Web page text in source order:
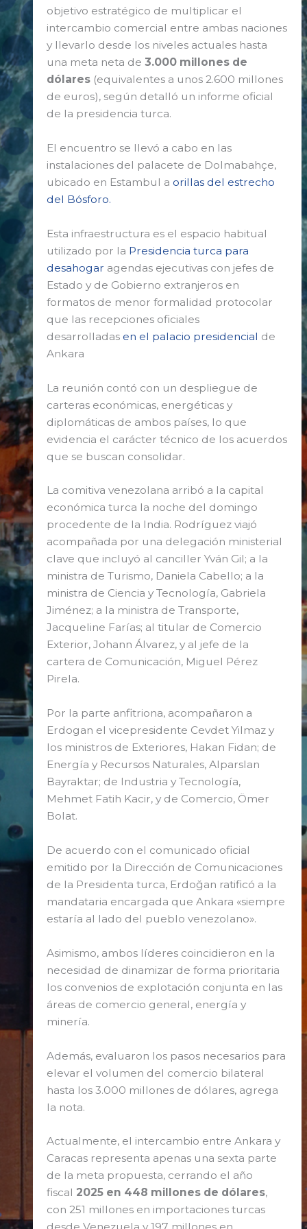
objetivo estratégico de multiplicar el
intercambio comercial entre ambas naciones
y llevarlo desde los niveles actuales hasta
una meta neta de3.000 millones de
dólares (equivalentes a unos 2.600 millones
de euros), según detalló un informe oficial
de la presidencia turca.
El encuentro se llevó a cabo en las
instalaciones del palacete de Dolmabahçe,
ubicado en Estambul a orillas del estrecho
del Bósforo.
Esta infraestructura es el espacio habitual
utilizado por la Presidencia turca para
desahogar agendas ejecutivas con jefes de
Estado y de Gobierno extranjeros en
formatos de menor formalidad protocolar
que las recepciones oficiales
desarrolladas en el palacio presidencial de
Ankara
La reunión contó con un despliegue de
carteras económicas, energéticas y
diplomáticas de ambos países, lo que
evidencia el carácter técnico de los acuerdos
que se buscan consolidar.
La comitiva venezolana arribó a la capital
económica turca la noche del domingo
procedente de la India. Rodríguez viajó
acompañada por una delegación ministerial
clave que incluyó al canciller Yván Gil; a la
ministra de Turismo, Daniela Cabello; a la
ministra de Ciencia y Tecnología, Gabriela
Jiménez; a la ministra de Transporte,
Jacqueline Farías; al titular de Comercio
Exterior, Johann Álvarez, y al jefe de la
cartera de Comunicación, Miguel Pérez
Pirela.
Por la parte anfitriona, acompañaron a
Erdogan el vicepresidente Cevdet Yilmaz y
los ministros de Exteriores, Hakan Fidan; de
Energía y Recursos Naturales, Alparslan
Bayraktar; de Industria y Tecnología,
Mehmet Fatih Kacir, y de Comercio, Ömer
Bolat.
De acuerdo con el comunicado oficial
emitido por la Dirección de Comunicaciones
de la Presidenta turca, Erdoğan ratificó a la
mandataria encargada que Ankara «siempre
estaría al lado del pueblo venezolano».
Asimismo, ambos líderes coincidieron en la
necesidad de dinamizar de forma prioritaria
los convenios de explotación conjunta en las
áreas de comercio general, energía y
minería.
Además, evaluaron los pasos necesarios para
elevar el volumen del comercio bilateral
hasta los 3.000 millones de dólares, agrega
la nota.
Actualmente, el intercambio entre Ankara y
Caracas representa apenas una sexta parte
de la meta propuesta, cerrando el año
fiscal 2025 en 448 millones de dólares,
con 251 millones en importaciones turcas